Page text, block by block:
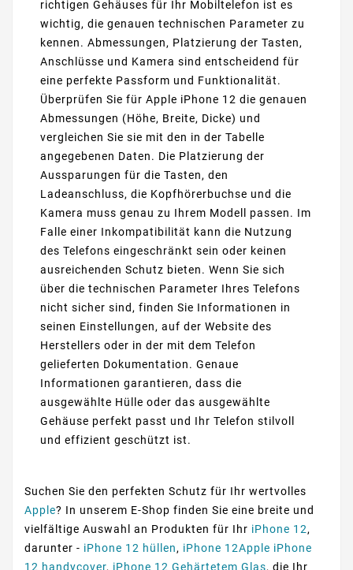
richtigen Gehäuses für Ihr Mobiltelefon ist es
wichtig, die genauen technischen Parameter zu
kennen. Abmessungen, Platzierung der Tasten,
Anschlüsse und Kamera sind entscheidend für
eine perfekte Passform und Funktionalität.
Überprüfen Sie für Apple iPhone 12 die genauen
Abmessungen (Höhe, Breite, Dicke) und
vergleichen Sie sie mit den in der Tabelle
angegebenen Daten. Die Platzierung der
Aussparungen für die Tasten, den
Ladeanschluss, die Kopfhörerbuchse und die
Kamera muss genau zu Ihrem Modell passen. Im
Falle einer Inkompatibilität kann die Nutzung
des Telefons eingeschränkt sein oder keinen
ausreichenden Schutz bieten. Wenn Sie sich
über die technischen Parameter Ihres Telefons
nicht sicher sind, finden Sie Informationen in
seinen Einstellungen, auf der Website des
Herstellers oder in der mit dem Telefon
gelieferten Dokumentation. Genaue
Informationen garantieren, dass die
ausgewählte Hülle oder das ausgewählte
Gehäuse perfekt passt und Ihr Telefon stilvoll
und effizient geschützt ist.
Suchen Sie den perfekten Schutz für Ihr wertvolles
Apple? In unserem E-Shop finden Sie eine breite und
vielfältige Auswahl an Produkten für Ihr iPhone 12,
darunter - iPhone 12 hüllen, iPhone 12Apple iPhone
12 handycover, iPhone 12 Gehärtetem Glas, die Ihr